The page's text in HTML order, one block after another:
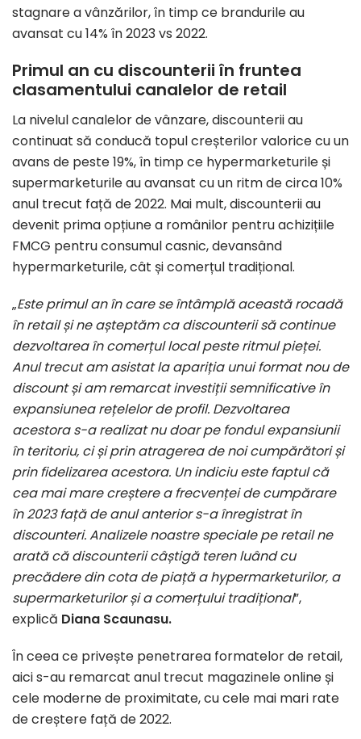
stagnare a vânzărilor, în timp ce brandurile au
avansat cu 14% în 2023 vs 2022.
Primul an cu discounterii în fruntea
clasamentului canalelor de retail
La nivelul canalelor de vânzare, discounterii au
continuat să conducă topul creșterilor valorice cu un
avans de peste 19%, în timp ce hypermarketurile și
supermarketurile au avansat cu un ritm de circa 10%
anul trecut față de 2022. Mai mult, discounterii au
devenit prima opțiune a românilor pentru achizițiile
FMCG pentru consumul casnic, devansând
hypermarketurile, cât și comerțul tradițional.
„Este primul an în care se întâmplă această rocadă
în retail și ne așteptăm ca discounterii să continue
dezvoltarea în comerțul local peste ritmul pieței.
Anul trecut am asistat la apariția unui format nou de
discount și am remarcat investiții semnificative în
expansiunea rețelelor de profil. Dezvoltarea
acestora s-a realizat nu doar pe fondul expansiunii
în teritoriu, ci și prin atragerea de noi cumpărători și
prin fidelizarea acestora. Un indiciu este faptul că
cea mai mare creștere a frecvenței de cumpărare
în 2023 față de anul anterior s-a înregistrat în
discounteri. Analizele noastre speciale pe retail ne
arată că discounterii câștigă teren luând cu
precădere din cota de piață a hypermarketurilor, a
supermarketurilor și a comerțului tradițional”,
explică Diana Scaunasu.
În ceea ce privește penetrarea formatelor de retail,
aici s-au remarcat anul trecut magazinele online și
cele moderne de proximitate, cu cele mai mari rate
de creștere față de 2022.